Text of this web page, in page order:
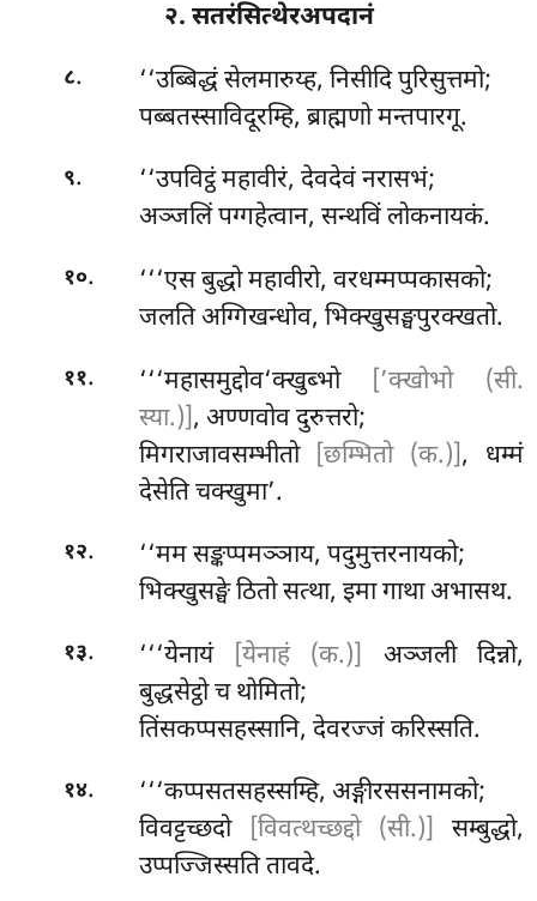
२. सतरंसित्थेरअपदानं
८.
‘‘उब्बिद्धं सेलमारुय्ह, निसीदि पुरिसुत्तमो;
पब्बतस्साविदूरम्हि, ब्राह्मणो मन्तपारगू.
९. ‘‘उपविट्ठंमहावीरं, देवदेवं नरासभं;
अञ्जलिं पग्गहेत्वान, सन्थविं लोकनायकं.
१०. ‘‘‘एसबुद्धो महावीरो, वरधम्मप्पकासको;
जलति अग्गिखन्धोव, भिक्खुसङ्घपुरक्खतो.
११. ‘‘‘महासमुद्दोव‘क्खुब्भो
[’क्खोभो (सी.
स्या.)] , अण्णवोव दुरुत्तरो;
मिगराजावसम्भीतो
[छम्भितो (क.)] , धम्मं
देसेति चक्खुमा’.
१२.
‘‘मम सङ्कप्पमञ्ञाय, पदुमुत्तरनायको;
भिक्खुसङ्घे ठितो सत्था, इमा गाथा अभासथ.
१३. ‘‘‘येनायं [येनाहं (क.)]
अञ्जली दिन्नो,
बुद्धसेट्ठो च थोमितो;
तिंसकप्पसहस्सानि, देवरज्जं करिस्सति.
१४.
‘‘‘कप्पसतसहस्सम्हि, अङ्गीरससनामको;
विवट्टच्छदो
[विवत्थच्छद्दो (सी.)]
सम्बुद्धो,
उप्पज्जिस्सति तावदे.